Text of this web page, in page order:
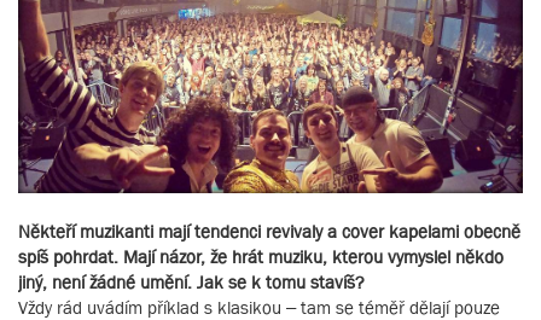
Někteří muzikanti mají tendenci revivaly a cover kapelami obecně
spíš pohrdat. Mají názor, že hrát muziku, kterou vymyslel někdo
jiný, není žádné umění. Jak se k tomu stavíš?
Vždy rád uvádím příklad s klasikou – tam se téměř dělají pouze